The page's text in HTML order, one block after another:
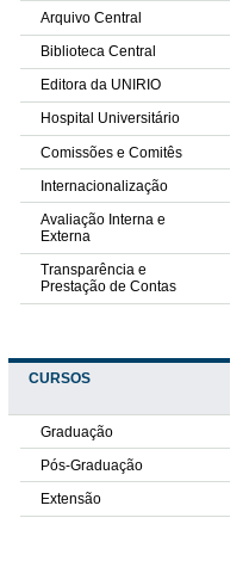
Arquivo Central
Biblioteca Central
Editora da UNIRIO
Hospital Universitário
Comissões e Comitês
Internacionalização
Avaliação Interna e
Externa
Transparência e
Prestação de Contas
CURSOS
Graduação
Pós-Graduação
Extensão